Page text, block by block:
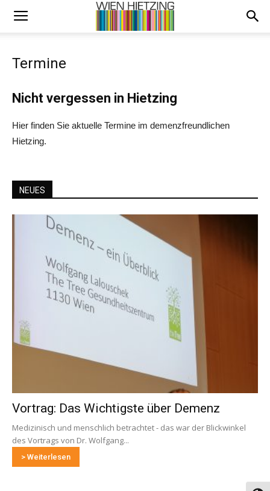
Termine
Nicht vergessen in Hietzing
Hier finden Sie aktuelle Termine im demenzfreundlichen
Hietzing.
NEUES
Vortrag: Das Wichtigste über Demenz
Medizinisch und menschlich betrachtet - das war der Blickwinkel
des Vortrags von Dr. Wolfgang...
> Weiterlesen